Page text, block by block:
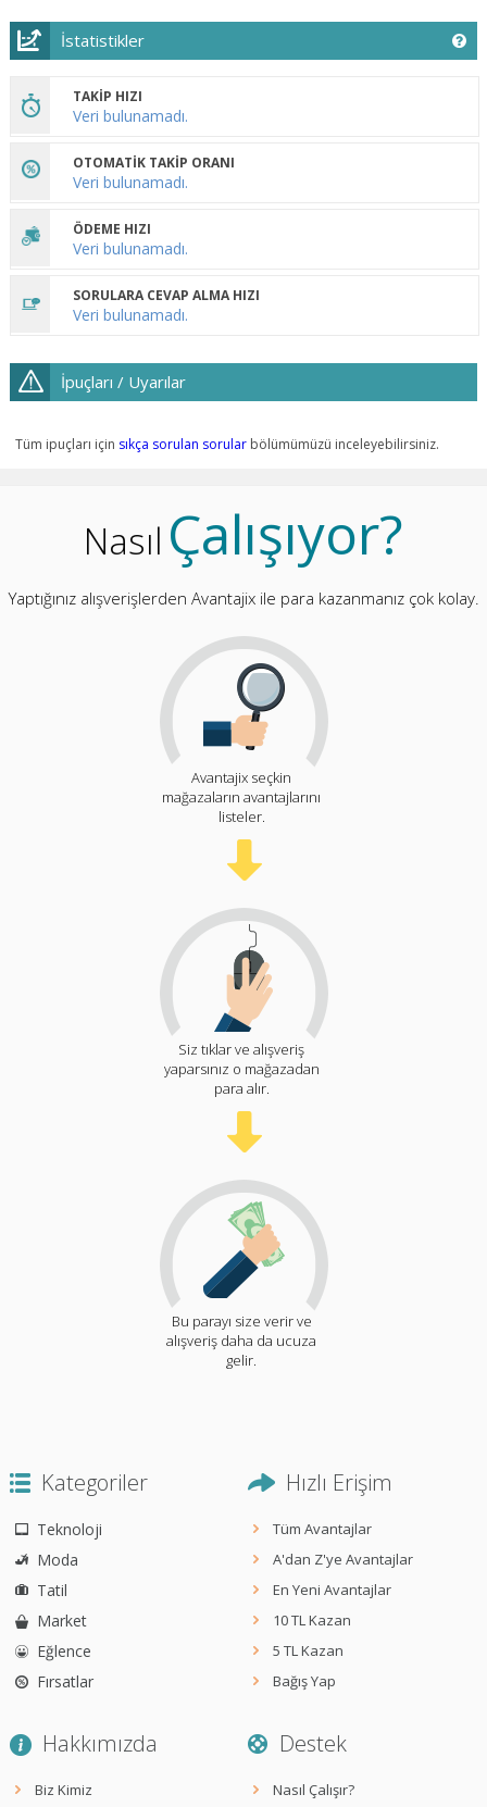
İstatistikler
TAKİP HIZI
Veri bulunamadı.
OTOMATİK TAKİP ORANI
Veri bulunamadı.
ÖDEME HIZI
Veri bulunamadı.
SORULARA CEVAP ALMA HIZI
Veri bulunamadı.
İpuçları / Uyarılar
Tüm ipuçları için sıkça sorulan sorularbölümümüzü inceleyebilirsiniz.
Nasıl Çalışıyor?
Yaptığınız alışverişlerden Avantajix ile para kazanmanız çok kolay.
Avantajix seçkin
mağazaların avantajlarını
listeler.
Siz tıklar ve alışveriş
yaparsınız o mağazadan
para alır.
Bu parayı size verir ve
alışveriş daha da ucuza
gelir.
Kategoriler
Teknoloji
Moda
Tatil
Market
Eğlence
Fırsatlar
Hızlı Erişim
Tüm Avantajlar
A'dan Z'ye Avantajlar
En Yeni Avantajlar
10 TL Kazan
5 TL Kazan
Bağış Yap
Hakkımızda
Biz Kimiz
Destek
Nasıl Çalışır?